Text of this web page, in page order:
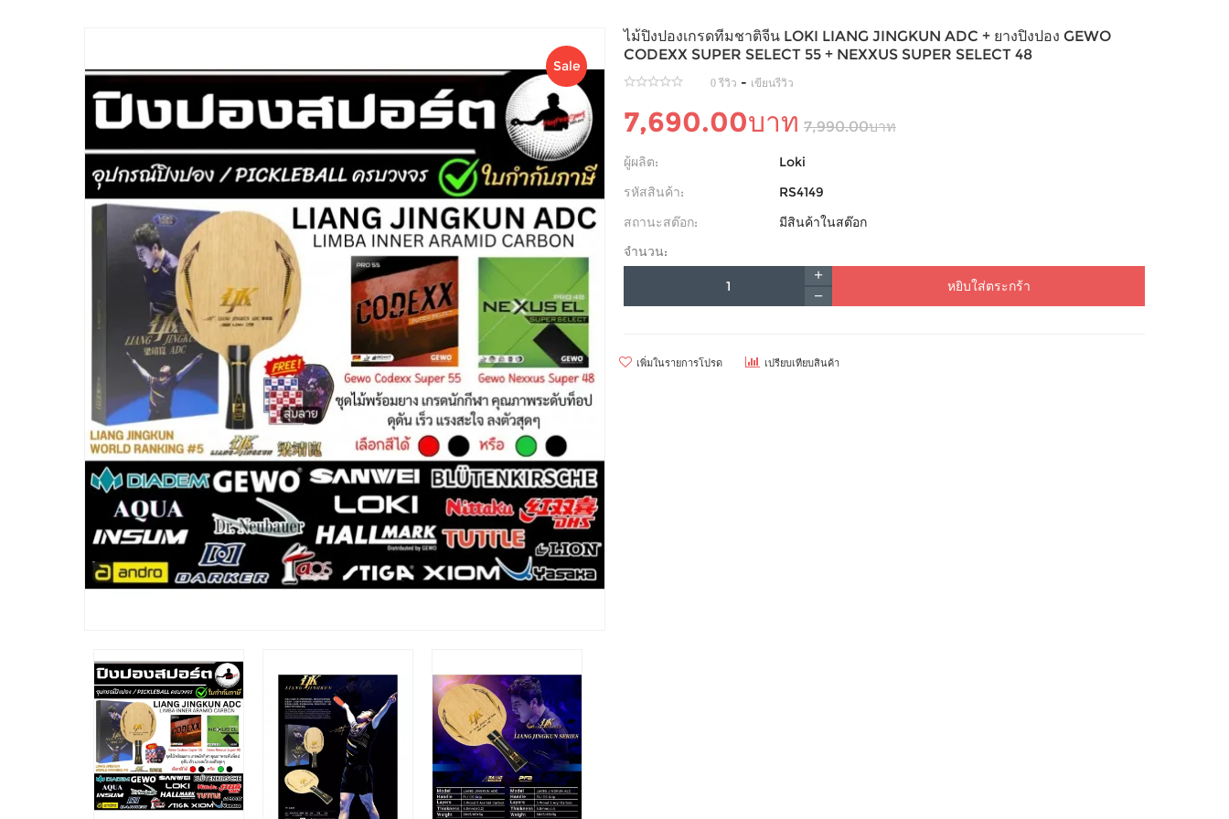
Sale
ไม้ปิงปองเกรดทีมชาติจีน LOKI LIANG JINGKUN ADC + ยางปิงปอง GEWO
CODEXX SUPER SELECT 55 + NEXXUS SUPER SELECT 48
0 รีวิว - เขียนรีวิว
7,690.00บาท 7,990.00บาท
ผู้ผลิต:
Loki
รหัสสินค้า:
RS4149
สถานะสต๊อก:
มีสินค้าในสต๊อก
จำนวน:
หยิบใส่ตระกร้า
เพิ่มในรายการโปรด เปรียบเทียบสินค้า